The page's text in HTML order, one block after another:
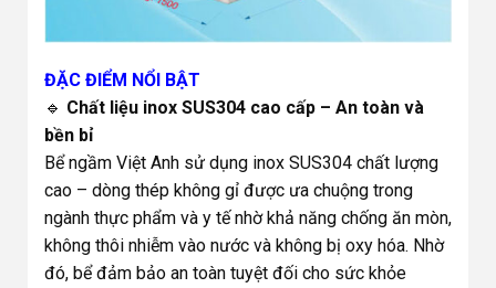
ĐẶC ĐIỂM NỔI BẬT
🔹 Chất liệu inox SUS304 cao cấp – An toàn và
bền bỉ
Bể ngầm Việt Anh sử dụng inox SUS304 chất lượng
cao – dòng thép không gỉ được ưa chuộng trong
ngành thực phẩm và y tế nhờ khả năng chống ăn mòn,
không thôi nhiễm vào nước và không bị oxy hóa. Nhờ
đó, bể đảm bảo an toàn tuyệt đối cho sức khỏe